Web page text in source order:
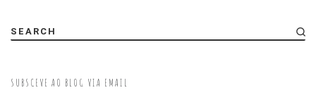
SEARCH
SUBSCEVE AO BLOG VIA EMAIL